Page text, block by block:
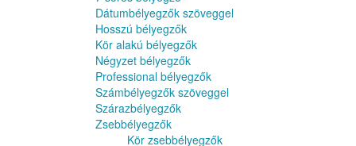
Dátumbélyegzők szöveggel
Hosszú bélyegzők
Kör alakú bélyegzők
Négyzet bélyegzők
Professional bélyegzők
Számbélyegzők szöveggel
Szárazbélyegzők
Zsebbélyegzők
Kör zsebbélyegzők